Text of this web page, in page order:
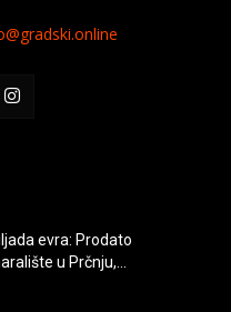
evra: Prodato
u Prčnju,...